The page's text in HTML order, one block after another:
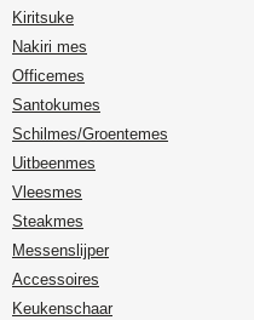
Kiritsuke
Nakiri mes
Officemes
Santokumes
Schilmes/Groentemes
Uitbeenmes
Vleesmes
Steakmes
Messenslijper
Accessoires
Keukenschaar